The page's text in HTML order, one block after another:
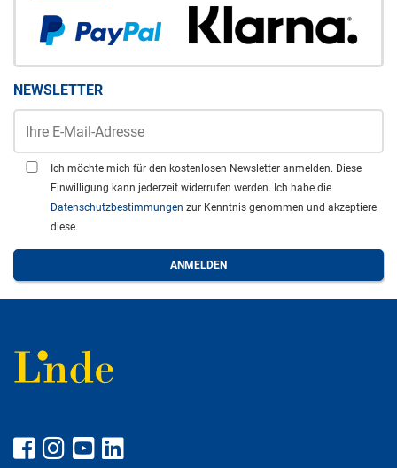
NEWSLETTER
Ich möchte mich für den kostenlosen Newsletter anmelden. Diese
Einwilligung kann jederzeit widerrufen werden. Ich habe die
Datenschutzbestimmungen zur Kenntnis genommen und akzeptiere
diese.